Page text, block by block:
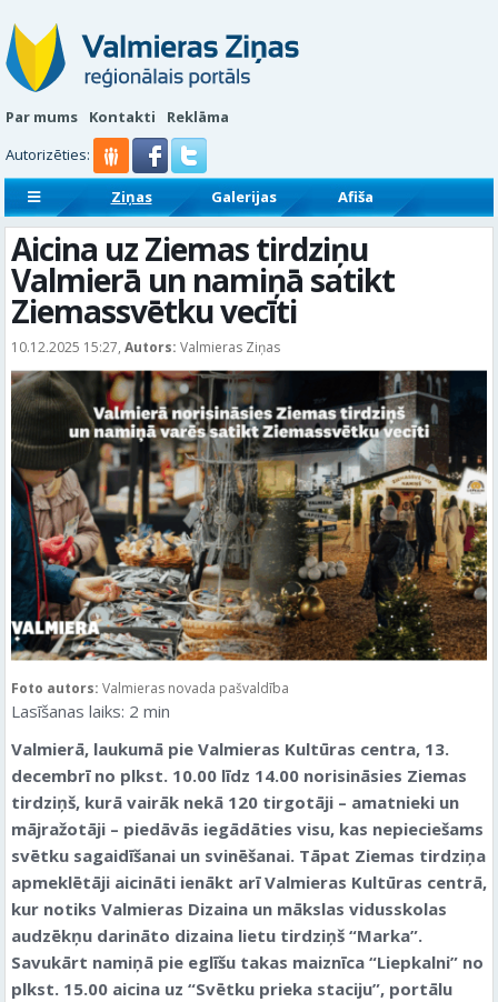
Par mums Kontakti
Reklāma
Autorizēties:
Ziņas Galerijas
Afiša
Sludinājumi
Reklāmraksti
Aicina uz Ziemas tirdziņu
Valmierā un namiņā satikt
Ziemassvētku vecīti
10.12.2025 15:27, Autors: Valmieras Ziņas
Foto autors: Valmieras novada pašvaldība
Lasīšanas laiks: 2 min
Valmierā, laukumā pie Valmieras Kultūras centra, 13.
decembrī no plkst. 10.00 līdz 14.00 norisināsies Ziemas
tirdziņš, kurā vairāk nekā 120 tirgotāji – amatnieki un
mājražotāji – piedāvās iegādāties visu, kas nepieciešams
svētku sagaidīšanai un svinēšanai. Tāpat Ziemas tirdziņa
apmeklētāji aicināti ienākt arī Valmieras Kultūras centrā,
kur notiks Valmieras Dizaina un mākslas vidusskolas
audzēkņu darināto dizaina lietu tirdziņš “Marka”.
Savukārt namiņā pie eglīšu takas maiznīca “Liepkalni” no
plkst. 15.00 aicina uz “Svētku prieka staciju”, portālu